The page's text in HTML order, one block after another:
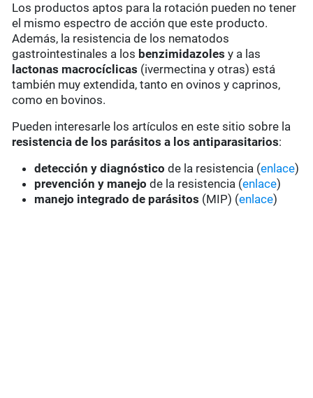
Los productos aptos para la rotación pueden no tener
el mismo espectro de acción que este producto.
Además, la resistencia de los nematodos
gastrointestinales a los benzimidazoles y a las
lactonas macrocíclicas (ivermectina y otras) está
también muy extendida, tanto en ovinos y caprinos,
como en bovinos.
Pueden interesarle los artículos en este sitio sobre la
resistencia de los parásitos a los antiparasitarios:
detección y diagnóstico de la resistencia (enlace)
prevención y manejo de la resistencia (enlace)
manejo integrado de parásitos (MIP) (enlace)